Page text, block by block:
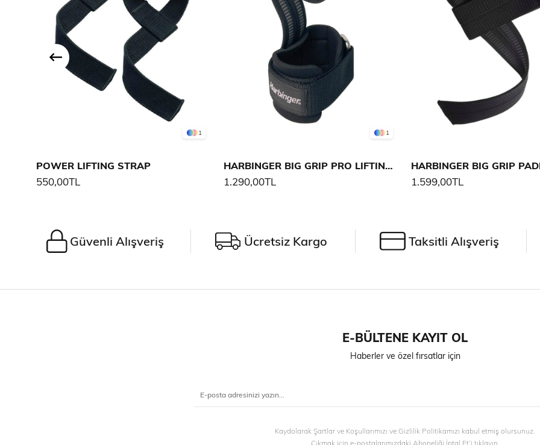
1
POWER LIFTING STRAP
550,00TL
1
HARBINGER BIG GRIP PRO LIFTING STRAPS 11,5
1.290,00TL 1.599,00TL
Güvenli Alışveriş Ücretsiz Kargo Taksitli Alışveriş
E-BÜLTENE KAYIT OL
Haberler ve özel fırsatlar için
Kaydolarak Şartlar ve Koşullarımızı ve Gizlilik Politikamızı kabul etmiş olursunuz.
Çıkmak için e-postalarımızdaki Aboneliği İptal Et’i tıklayın.